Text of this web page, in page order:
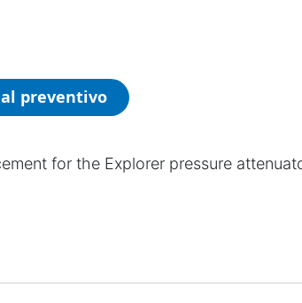
preventivo
for the Explorer pressure